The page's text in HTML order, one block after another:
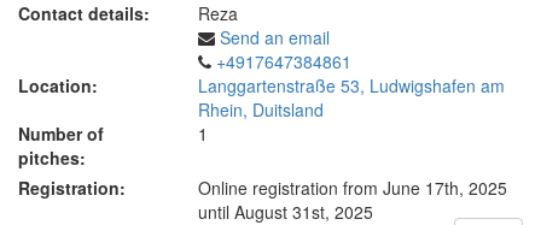
Contact details:
Reza
Send an email
+4917647384861
Location:
Langgartenstraße 53, Ludwigshafen am
Rhein, Duitsland
Number of
pitches:
1
Registration:
Online registration from June 17th, 2025
until August 31st, 2025